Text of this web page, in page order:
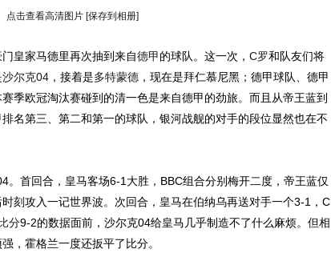
点击查看高清图片 [保存到相册]
门皇家马德里再次抽到来自德甲的球队。这一次， C罗和队友们将
沙尔克04 ，接着是多特蒙德 ，现在是拜仁慕尼黑；德甲球队、德甲
欧冠淘汰赛碰到的清一色是来自德甲的劲旅。而且从帝王蓝到
名第三、第二和第一的球队，银河战舰的对手的段位显然也在不
。首回合，皇马客场6-1大胜，BBC组合分别梅开二度，帝王蓝仅
刻攻入一记世界波。次回合，皇马在伯纳乌再送对手一个3-1，C
比分9-2的数据面前，沙尔克04给皇马几乎制造不了什么麻烦。但相
，霍格兰一度还扳平了比分。